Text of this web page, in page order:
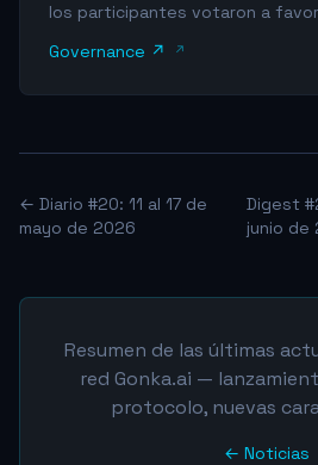
los participantes votaron a
Governance ↗
← Diario #20: 11 al 17 de
mayo de 2026
Digest
junio
Resumen de las últimas
red Gonka.ai —
protocolo, nuevas
← Noticias